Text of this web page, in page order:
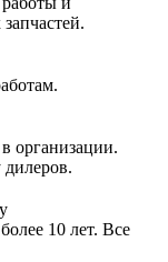
организации.
10 лет. Все